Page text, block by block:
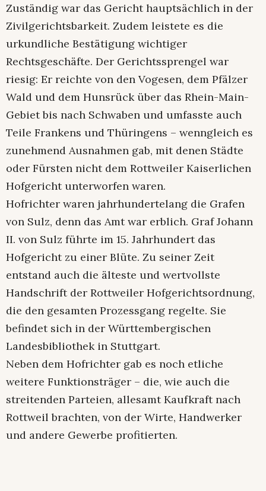
Zuständig war das Gericht hauptsächlich in der
Zivilgerichtsbarkeit. Zudem leistete es die
urkundliche Bestätigung wichtiger
Rechtsgeschäfte. Der Gerichtssprengel war
riesig: Er reichte von den Vogesen, dem Pfälzer
Wald und dem Hunsrück über das Rhein-Main-
Gebiet bis nach Schwaben und umfasste auch
Teile Frankens und Thüringens – wenngleich es
zunehmend Ausnahmen gab, mit denen Städte
oder Fürsten nicht dem Rottweiler Kaiserlichen
Hofgericht unterworfen waren.
Hofrichter waren jahrhundertelang die Grafen
von Sulz, denn das Amt war erblich. Graf Johann
II. von Sulz führte im 15. Jahrhundert das
Hofgericht zu einer Blüte. Zu seiner Zeit
entstand auch die älteste und wertvollste
Handschrift der Rottweiler Hofgerichtsordnung,
die den gesamten Prozessgang regelte. Sie
befindet sich in der Württembergischen
Landesbibliothek in Stuttgart.
Neben dem Hofrichter gab es noch etliche
weitere Funktionsträger – die, wie auch die
streitenden Parteien, allesamt Kaufkraft nach
Rottweil brachten, von der Wirte, Handwerker
und andere Gewerbe profitierten.